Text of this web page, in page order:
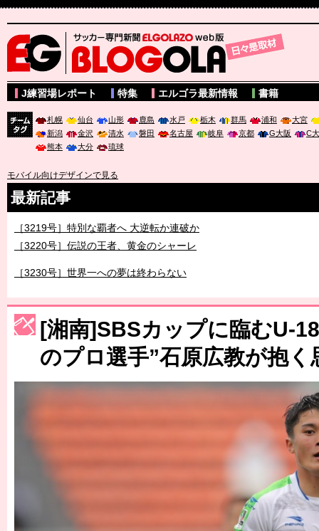
サッカー専門新聞ELGOLAZO web版 BLOGOLA
J練習場レポート 特集 エルゴラ最新情報 書籍
札幌 仙台 山形 鹿島 水戸 栃木 群馬 浦和
大宮
新潟
金沢 清水 磐田 名古屋 岐阜 京都 G大阪
C
熊本
大分 琉球
モバイル向けデザインで見る
最新記事
［3219号］特別な覇者へ 大逆転か連破か
［3220号］伝説の王者、黄金のシャーレ
［3230号］世界一への夢は終わらない
［3223号］一丸。日本出陣
［3222号］史上最大のW杯開幕 注目は「個」
[湘南]SBSカップに臨むU-
のプロ選手”石原広教が抱く